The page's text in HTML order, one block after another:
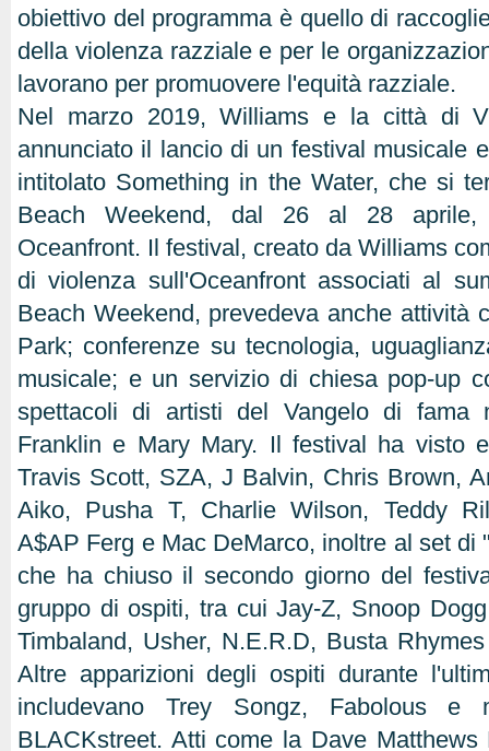
obiettivo del programma è quello di
della violenza razziale e per le
lavorano per promuovere l'equità razziale.
Nel marzo 2019, Williams e la città di
annunciato il lancio di un festival musicale
intitolato Something in the Water, che si
Beach Weekend, dal 26 al 28 aprile,
Oceanfront. Il festival, creato da Williams
di violenza sull'Oceanfront associati al
Beach Weekend, prevedeva anche attività
Park; conferenze su tecnologia,
musicale; e un servizio di chiesa pop-up
spettacoli di artisti del Vangelo di fama
Franklin e Mary Mary. Il festival ha visto
Travis Scott, SZA, J Balvin, Chris Brown,
Aiko, Pusha T, Charlie Wilson, Teddy
A$AP Ferg e Mac DeMarco, inoltre al set di
che ha chiuso il secondo giorno del
gruppo di ospiti, tra cui Jay-Z, Snoop
Timbaland, Usher, N.E.R.D, Busta
Altre apparizioni degli ospiti durante
includevano Trey Songz, Fabolous
BLACKstreet. Atti come la Dave